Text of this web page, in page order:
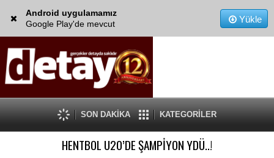
Android uygulamamız
Google Play'de mevcut
Yükle
SON DAKİKA KATEGORİLER
HENTBOL U20’DE ŞAMPİYON YDÜ..!